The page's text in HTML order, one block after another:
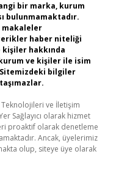
bir marka, kurum
bulunmamaktadır.
makaleler
haber niteliği
hakkında
ve kişiler ile isim
bilgiler
Teknolojileri ve İletişim
Sağlayıcı olarak hizmet
proaktif olarak denetleme
Ancak, üyelerimiz
olup, siteye üye olarak